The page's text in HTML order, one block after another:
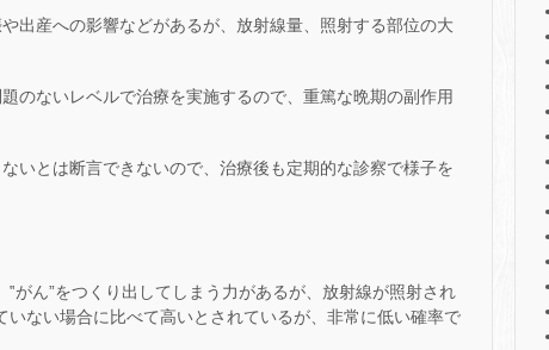
出産への影響などがあるが、放射線量、照射する部位の大
のないレベルで治療を実施するので、重篤な晩期の副作用
いとは断言できないので、治療後も定期的な診察で様子を
‟がん”をつくり出してしまう力があるが、放射線が照射され
いない場合に比べて高いとされているが、非常に低い確率で